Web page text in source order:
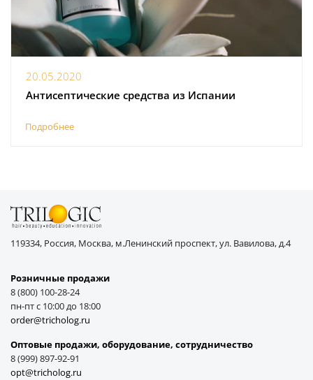
20.05.2020
Антисептические средства из Испании
Подробнее
119334, Россия, Москва, м.Ленинский проспект, ул. Вавилова, д.4
Розничные продажи
8 (800) 100-28-24
пн-пт с 10:00 до 18:00
order@tricholog.ru
Оптовые продажи, оборудование, cотрудничество
8 (999) 897-92-91
opt@tricholog.ru